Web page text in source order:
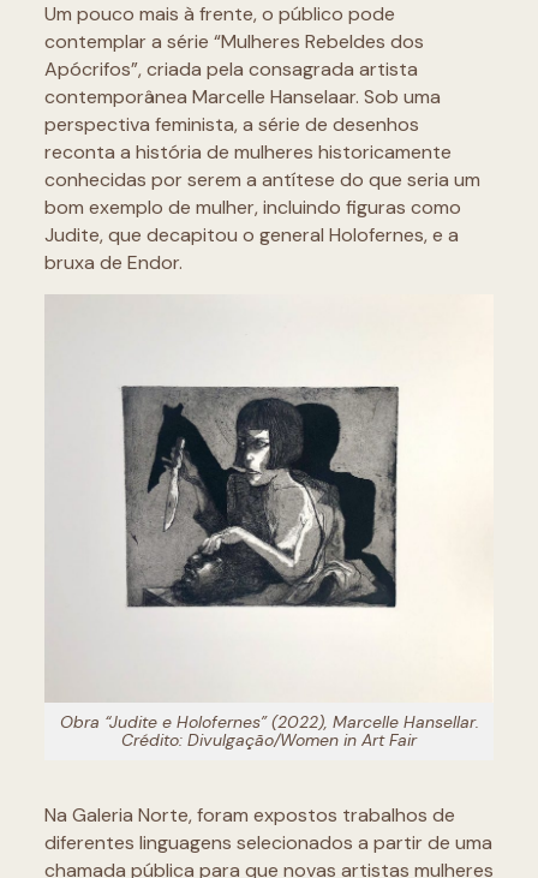
Um pouco mais à frente, o público pode
contemplar a série “Mulheres Rebeldes dos
Apócrifos”, criada pela consagrada artista
contemporânea Marcelle Hanselaar. Sob uma
perspectiva feminista, a série de desenhos
reconta a história de mulheres historicamente
conhecidas por serem a antítese do que seria um
bom exemplo de mulher, incluindo figuras como
Judite, que decapitou o general Holofernes, e a
bruxa de Endor.
Obra “Judite e Holofernes” (2022), Marcelle Hansellar.
Crédito: Divulgação/Women in Art Fair
Na Galeria Norte, foram expostos trabalhos de
diferentes linguagens selecionados a partir de uma
chamada pública para que novas artistas mulheres